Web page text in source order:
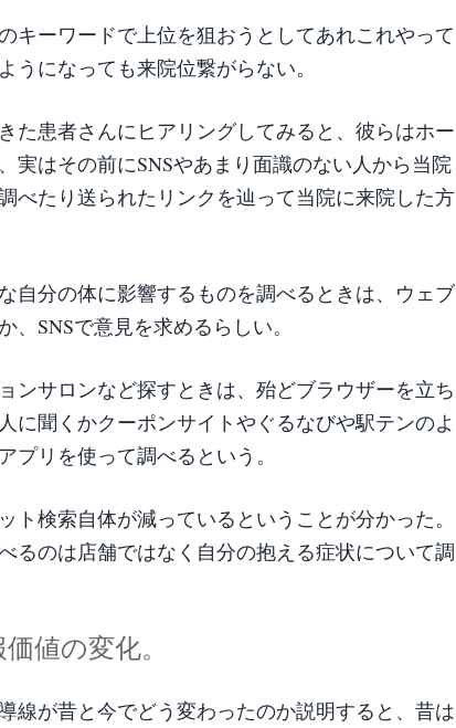
キーワードで上位を狙おうとしてあれこれやって
うになっても来院位繋がらない。
た患者さんにヒアリングしてみると、彼らはホー
実はその前にSNSやあまり面識のない人から当院
べたり送られたリンクを辿って当院に来院した方
自分の体に影響するものを調べるときは、ウェブ
SNSで意見を求めるらしい。
ンサロンなど探すときは、殆どブラウザーを立ち
に聞くかクーポンサイトやぐるなびや駅テンのよ
プリを使って調べるという。
ト検索自体が減っているということが分かった。
るのは店舗ではなく自分の抱える症状について調
値の変化。
線が昔と今でどう変わったのか説明すると、昔は